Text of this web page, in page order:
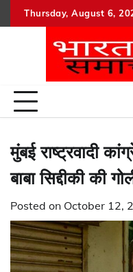
to
Thursday, August 6,
मुंबई राष्ट्रवादी
बाबा सिद्दीकी की
Posted on October 12,